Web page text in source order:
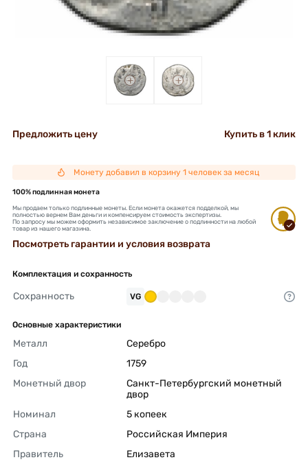
+ +
Предложить цену Купить в 1 клик
Монету добавил в корзину 1 человек за месяц
100% подлинная монета
Мы продаем только подлинные монеты. Если монета окажется подделкой, мы
полностью вернем Вам деньги и компенсируем стоимость экспертизы.
По запросу мы можем оформить независимое заключение о подлинности на любой
товар из нашего магазина.
Посмотреть гарантии и условия возврата
Комплектация и сохранность
Сохранность VG
Основные характеристики
Металл
Серебро
Год
1759
Монетный двор
Санкт-Петербургский монетный
двор
Номинал
5 копеек
Страна
Российская Империя
Правитель
Елизавета